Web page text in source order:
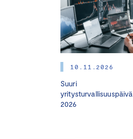
10.11.2026
Suuri
yritysturvallisuuspäivä
2026